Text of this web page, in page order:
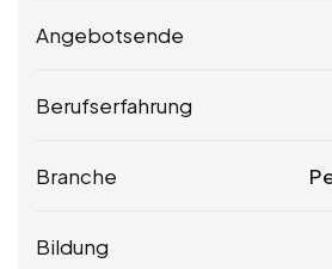
Angebotsende
Berufserfahrung
Branche
Bildung